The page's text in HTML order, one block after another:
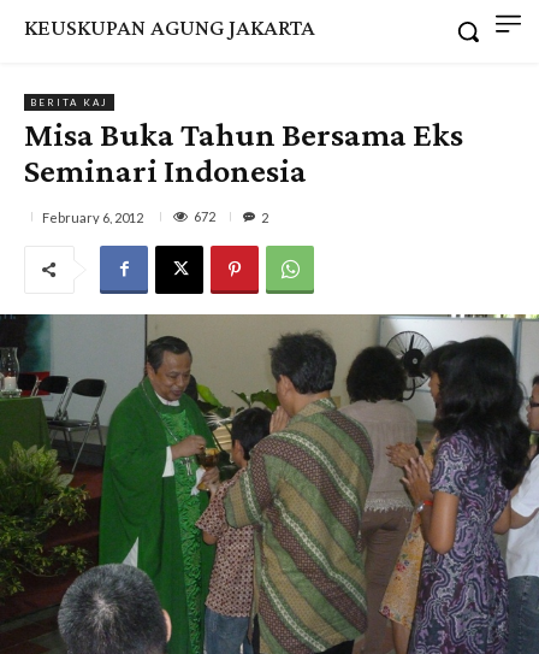
KEUSKUPAN AGUNG JAKARTA
BERITA KAJ
Misa Buka Tahun Bersama Eks
Seminari Indonesia
February 6, 2012 672 2